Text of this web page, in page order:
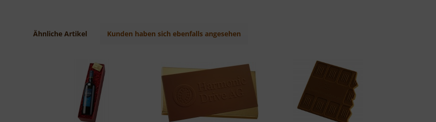
Ähnliche Artikel Kunden haben sich ebenfalls angesehen